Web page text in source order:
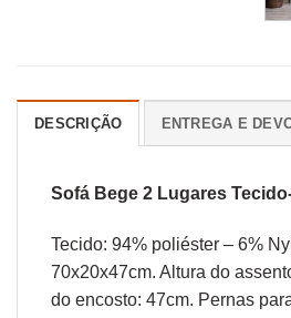
DESCRIÇÃO ENTREGA E
Sofá Bege 2 Lugares
Tecido: 94% poliéster – 6%
70x20x47cm. Altura do
do encosto: 47cm. Pernas